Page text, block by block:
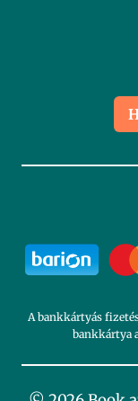
A bankkártyás
bankkártya